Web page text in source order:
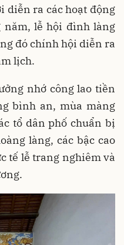
diễn ra các hoạt động
năm, lễ hội đình làng
đó chính hội diễn ra
lịch.
nhớ công lao tiền
bình an, mùa màng
tổ dân phố chuẩn bị
làng, các bậc cao
tế lễ trang nghiêm và